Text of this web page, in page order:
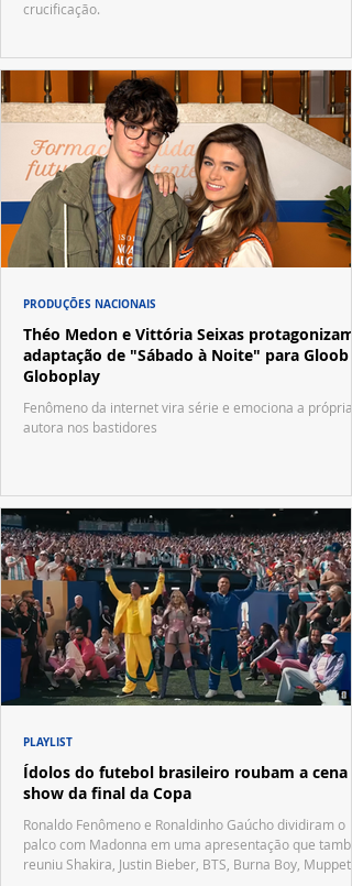
crucificação.
Théo Medon e Vittória Seixas protagonizam
adaptação de "Sábado à Noite" para Gloob e
Globoplay
Fenômeno da internet vira série e emociona a própria
autora nos bastidores
PRODUÇÕES NACIONAIS
Ídolos do futebol brasileiro roubam a cena
show da final da Copa
Ronaldo Fenômeno e Ronaldinho Gaúcho dividiram o
palco com Madonna em uma apresentação que
reuniu Shakira, Justin Bieber, BTS, Burna Boy, Muppets,
PLAYLIST